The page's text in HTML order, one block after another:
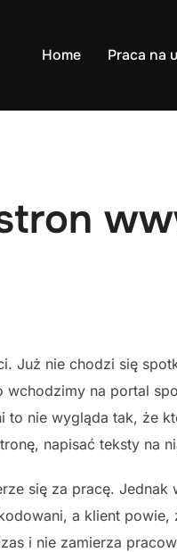
Home Praca na
Już nie chodzi się
na portal
to nie wygląda tak, że
napisać teksty na
się za pracę.
a klient
i nie zamierza